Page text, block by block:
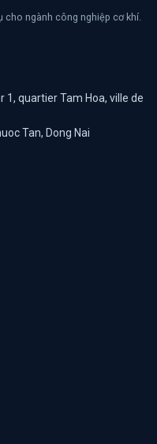
cho ngành công nghiệp cơ khí.
1, quartier Tam Hoa, ville de
Tan, Dong Nai